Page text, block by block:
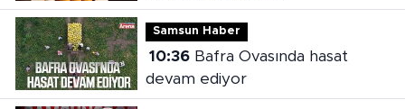
Samsun Haber
10:36Bafra Ovasında hasat
devam ediyor